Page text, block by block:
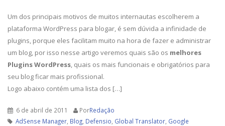
Um dos principais motivos de muitos internautas escolherem a
plataforma WordPress para blogar, é sem dúvida a infinidade de
plugins, porque eles facilitam muito na hora de fazer e administrar
um blog, por isso nesse artigo veremos quais são os melhores
Plugins WordPress, quais os mais funcionais e obrigatórios para
seu blog ficar mais profissional.
Logo abaixo contém uma lista dos […]
6 de abril de 2011 PorRedação
AdSense Manager, Blog, Defensio, Global Translator, Google